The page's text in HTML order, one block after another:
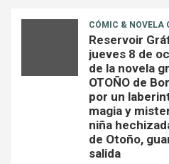
CÓMIC & NOVELA
Reservoir
jueves 8 de
de la novela
OTOÑO de
por un
magia y
niña
de Otoño,
salida